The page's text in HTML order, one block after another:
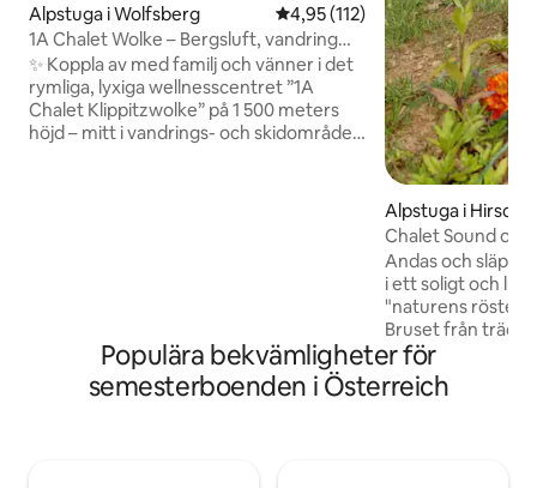
Alpstuga i Wolfsberg 4,95 av 5 i genomsnittligt
4,95 (112)
1A Chalet Wolke – Bergsluft, vandring
och wellness
✨ Koppla av med familj och vänner i det
rymliga, lyxiga wellnesscentret ”1A
Chalet Klippitzwolke” på 1 500 meters
höjd – mitt i vandrings- och skidområdet
Alpstuga i
Chalet Sound of
Panoramasauna
Andas och släpp
i ett soligt och lugnt
"naturens röster". Fåglarnas
Bruset från
suset av vinden
blommande bergsängar.
den lilla bäcken.
Populära bekvämligheter för
semesterboenden i Österreich